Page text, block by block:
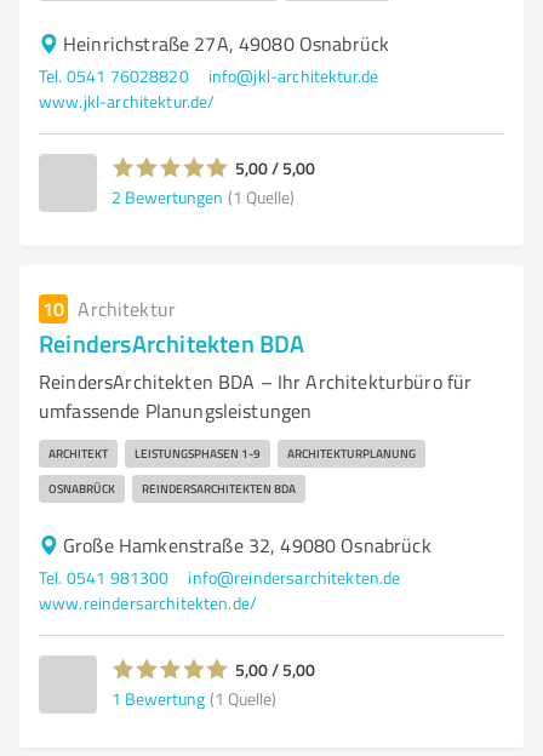
Heinrichstraße 27A, 49080 Osnabrück
Tel. 0541 76028820
info@jkl-architektur.de
www.jkl-architektur.de/
5,00 / 5,00
2 Bewertungen (1 Quelle)
10 Architektur
ReindersArchitekten BDA
ReindersArchitekten BDA – Ihr Architekturbüro für
umfassende Planungsleistungen
ARCHITEKT LEISTUNGSPHASEN 1-9 ARCHITEKTURPLANUNG
OSNABRÜCK REINDERSARCHITEKTEN BDA
Große Hamkenstraße 32, 49080 Osnabrück
Tel. 0541 981300
info@reindersarchitekten.de
www.reindersarchitekten.de/
5,00 / 5,00
1 Bewertung (1 Quelle)